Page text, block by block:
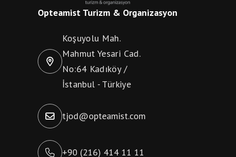
Opteamist Turizm & Organizasyon
Koşuyolu Mah.
Mahmut Yesari Cad.
No:64 Kadıköy /
İstanbul - Türkiye
tjod@opteamist.com
+90 (216) 414 11 11